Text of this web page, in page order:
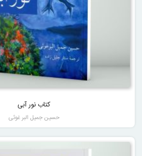
کتاب نور آبی
حسین جمیل البر غوثی